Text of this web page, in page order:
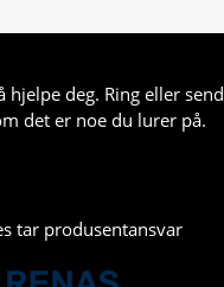
hjelpe deg. Ring eller send
det er noe du lurer på.
tar produsentansvar